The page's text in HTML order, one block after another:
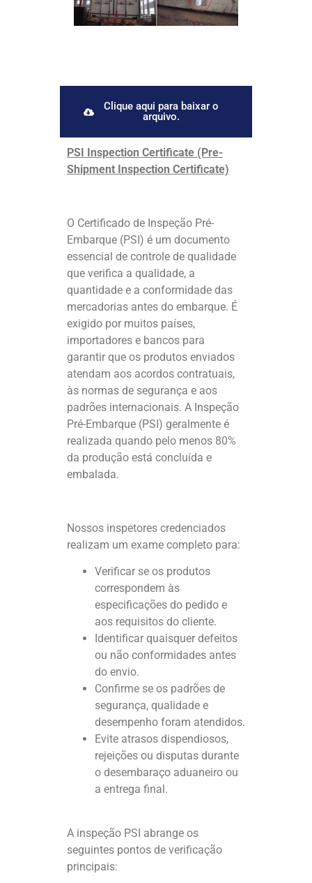
Clique aqui para baixar o
arquivo.
PSI Inspection Certificate (Pre-
Shipment Inspection Certificate)
O Certificado de Inspeção Pré-
Embarque (PSI) é um documento
essencial de controle de qualidade
que verifica a qualidade, a
quantidade e a conformidade das
mercadorias antes do embarque. É
exigido por muitos países,
importadores e bancos para
garantir que os produtos enviados
atendam aos acordos contratuais,
às normas de segurança e aos
padrões internacionais. A Inspeção
Pré-Embarque (PSI) geralmente é
realizada quando pelo menos 80%
da produção está concluída e
embalada.
Nossos inspetores credenciados
realizam um exame completo para:
Verificar se os produtos
correspondem às
especificações do pedido e
aos requisitos do cliente.
Identificar quaisquer defeitos
ou não conformidades antes
do envio.
Confirme se os padrões de
segurança, qualidade e
desempenho foram atendidos.
Evite atrasos dispendiosos,
rejeições ou disputas durante
o desembaraço aduaneiro ou
a entrega final.
A inspeção PSI abrange os
seguintes pontos de verificação
principais: